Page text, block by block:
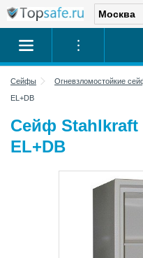
Сейфы Огневзломостойкие
EL+DB
Сейф Stahlkraft
EL+DB